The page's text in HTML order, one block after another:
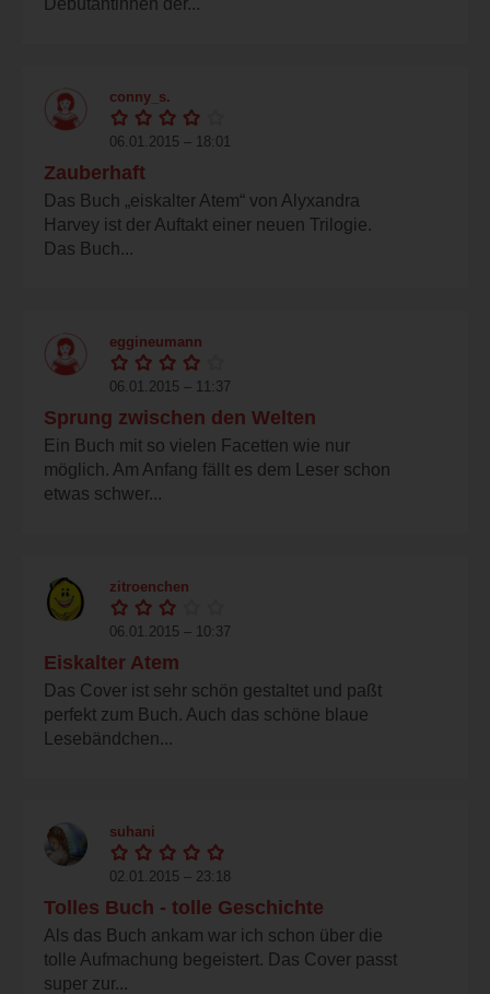
conny_s.
06.01.2015 – 18:01
Zauberhaft
Das Buch „eiskalter Atem“ von Alyxandra
Harvey ist der Auftakt einer neuen Trilogie.
Das Buch...
eggineumann
06.01.2015 – 11:37
Sprung zwischen den Welten
Ein Buch mit so vielen Facetten wie nur
möglich. Am Anfang fällt es dem Leser schon
etwas schwer...
zitroenchen
06.01.2015 – 10:37
Eiskalter Atem
Das Cover ist sehr schön gestaltet und paßt
perfekt zum Buch. Auch das schöne blaue
Lesebändchen...
suhani
02.01.2015 – 23:18
Tolles Buch - tolle Geschichte
Als das Buch ankam war ich schon über die
tolle Aufmachung begeistert. Das Cover passt
super zur...